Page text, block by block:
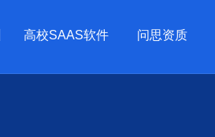
高校SAAS软件 问思资质